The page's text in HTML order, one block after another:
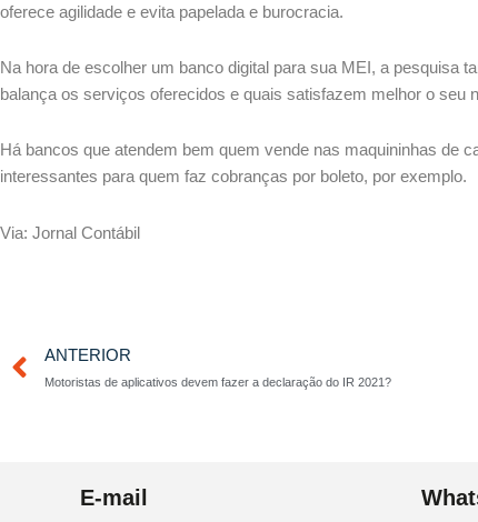
oferece agilidade e evita papelada e burocracia.
Na hora de escolher um banco digital para sua MEI, a pesquisa
balança os serviços oferecidos e quais satisfazem melhor o seu
Há bancos que atendem bem quem vende nas maquininhas de
interessantes para quem faz cobranças por boleto, por exemplo.
Via: Jornal Contábil
ANTERIOR
Motoristas de aplicativos devem fazer a declaração do IR 2021?
E-mail